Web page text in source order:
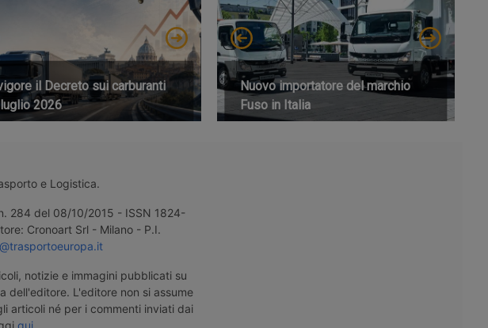
il Decreto sui carburanti
2026
Nuovo importatore del marchio
Fuso in Italia
e Logistica.
284 del 08/10/2015 - ISSN 1824-
Cronoart Srl - Milano - P.I.
notizie e immagini pubblicati su
dell'editore. L'editore non si assume
articoli né per i commenti inviati dai
qui